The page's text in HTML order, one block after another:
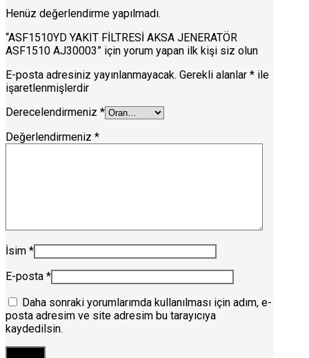
Henüz değerlendirme yapılmadı.
“ASF1510YD YAKIT FİLTRESİ AKSA JENERATÖR
ASF1510 AJ30003” için yorum yapan ilk kişi siz olun
E-posta adresiniz yayınlanmayacak. Gerekli alanlar * ile
işaretlenmişlerdir
Derecelendirmeniz *
Değerlendirmeniz *
İsim *
E-posta *
Daha sonraki yorumlarımda kullanılması için adım, e-
posta adresim ve site adresim bu tarayıcıya
kaydedilsin.